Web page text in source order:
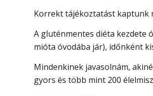
Korrekt tájékoztatást kaptunk
A gluténmentes diéta kezdete
mióta óvodába jár), időnként
Mindenkinek javasolnám,
gyors és több mint 200